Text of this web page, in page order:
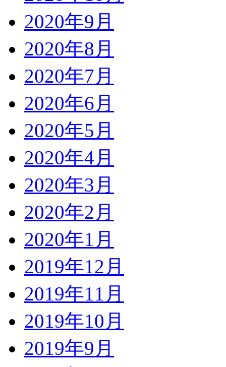
2020年9月
2020年8月
2020年7月
2020年6月
2020年5月
2020年4月
2020年3月
2020年2月
2020年1月
2019年12月
2019年11月
2019年10月
2019年9月